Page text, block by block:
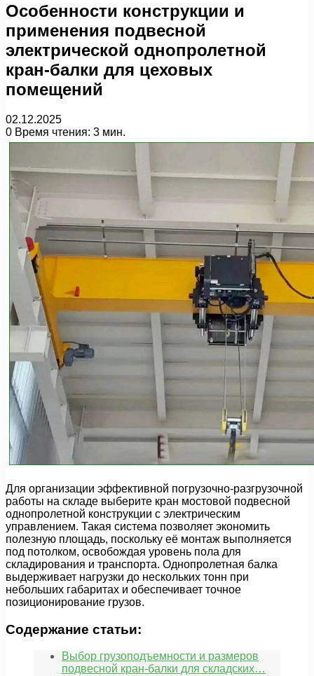
Особенности конструкции и
применения подвесной
электрической однопролетной
кран-балки для цеховых
помещений
02.12.2025
0 Время чтения: 3 мин.
Для организации эффективной погрузочно-разгрузочной
работы на складе выберите кран мостовой подвесной
однопролетной конструкции с электрическим
управлением. Такая система позволяет экономить
полезную площадь, поскольку её монтаж выполняется
под потолком, освобождая уровень пола для
складирования и транспорта. Однопролетная балка
выдерживает нагрузки до нескольких тонн при
небольших габаритах и обеспечивает точное
позиционирование грузов.
Содержание статьи:
Выбор грузоподъемности и размеров
подвесной кран-балки для складских…